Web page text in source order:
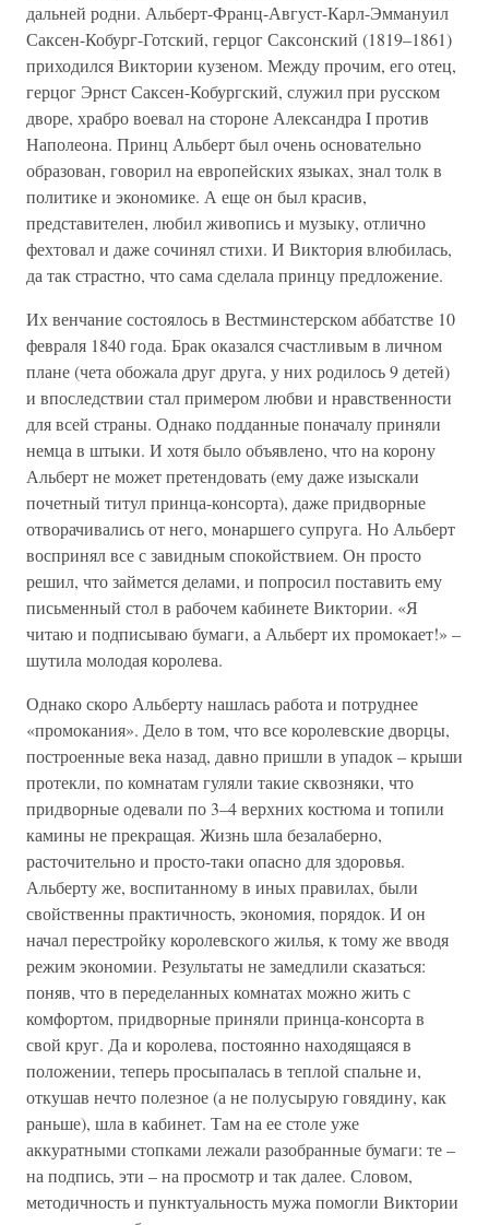
дальней родни. Альберт-Франц-Август-Карл-Эммануил
Саксен-Кобург-Готский, герцог Саксонский (1819–1861)
приходился Виктории кузеном. Между прочим, его отец,
герцог Эрнст Саксен-Кобургский, служил при русском
дворе, храбро воевал на стороне Александра I против
Наполеона. Принц Альберт был очень основательно
образован, говорил на европейских языках, знал толк в
политике и экономике. А еще он был красив,
представителен, любил живопись и музыку, отлично
фехтовал и даже сочинял стихи. И Виктория влюбилась,
да так страстно, что сама сделала принцу предложение.
Их венчание состоялось в Вестминстерском аббатстве 10
февраля 1840 года. Брак оказался счастливым в личном
плане (чета обожала друг друга, у них родилось 9 детей)
и впоследствии стал примером любви и нравственности
для всей страны. Однако подданные поначалу приняли
немца в штыки. И хотя было объявлено, что на корону
Альберт не может претендовать (ему даже изыскали
почетный титул принца-консорта), даже придворные
отворачивались от него, монаршего супруга. Но Альберт
воспринял все с завидным спокойствием. Он просто
решил, что займется делами, и попросил поставить ему
письменный стол в рабочем кабинете Виктории. «Я
читаю и подписываю бумаги, а Альберт их промокает!» –
шутила молодая королева.
Однако скоро Альберту нашлась работа и потруднее
«промокания». Дело в том, что все королевские дворцы,
построенные века назад, давно пришли в упадок – крыши
протекли, по комнатам гуляли такие сквозняки, что
придворные одевали по 3–4 верхних костюма и топили
камины не прекращая. Жизнь шла безалаберно,
расточительно и просто-таки опасно для здоровья.
Альберту же, воспитанному в иных правилах, были
свойственны практичность, экономия, порядок. И он
начал перестройку королевского жилья, к тому же вводя
режим экономии. Результаты не замедлили сказаться:
поняв, что в переделанных комнатах можно жить с
комфортом, придворные приняли принца-консорта в
свой круг. Да и королева, постоянно находящаяся в
положении, теперь просыпалась в теплой спальне и,
откушав нечто полезное (а не полусырую говядину, как
раньше), шла в кабинет. Там на ее столе уже
аккуратными стопками лежали разобранные бумаги: те –
на подпись, эти – на просмотр и так далее. Словом,
методичность и пунктуальность мужа помогли Виктории